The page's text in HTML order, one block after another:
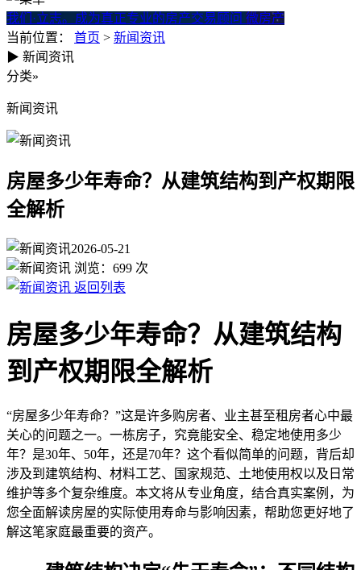
我们·立志。成为真正专业的房产交易顾问 微房产
当前位置： 首页 > 新闻资讯
房屋多少年寿命？从建筑结构
▶ 新闻资讯
分类»
新闻资讯
房屋多少年寿命？从建筑结构到产权期限
全解析
2026-05-21
浏览： 699 次
返回列表
房屋多少年寿命？从建筑结构
到产权期限全解析
“房屋多少年寿命？”这是许多购房者、业主甚至租房者心中最
关心的问题之一。一栋房子，究竟能安全、稳定地使用多少
年？是30年、50年，还是70年？这个看似简单的问题，背后却
涉及到建筑结构、材料工艺、国家规范、土地使用权以及日常
维护等多个复杂维度。本文将从专业角度，结合真实案例，为
您全面解读房屋的实际使用寿命与影响因素，帮助您更好地了
解这笔家庭最重要的资产。